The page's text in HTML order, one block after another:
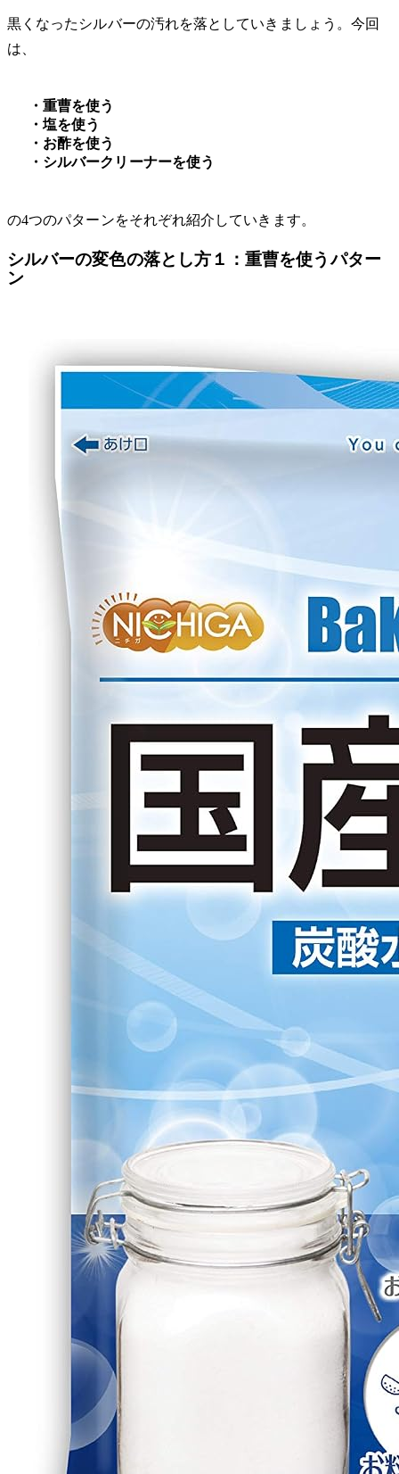
黒くなったシルバーの汚れを落としていきましょう。今回
は、
・重曹を使う
・塩を使う
・お酢を使う
・シルバークリーナーを使う
の4つのパターンをそれぞれ紹介していきます。
シルバーの変色の落とし方１：重曹を使うパター
ン